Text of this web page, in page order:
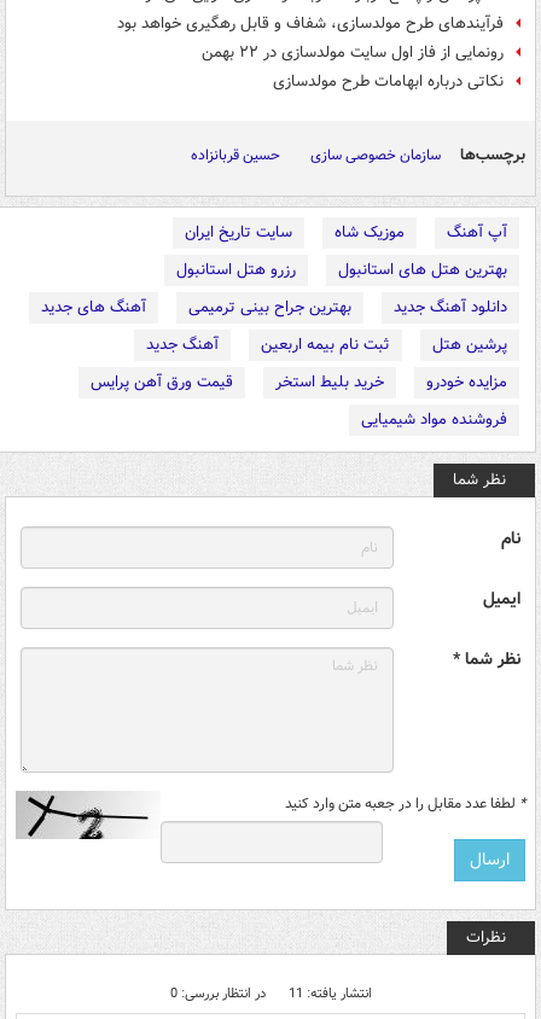
فرآیندهای طرح مولدسازی، شفاف و قابل رهگیری خواهد بود
رونمایی از فاز اول سایت مولدسازی در ۲۲ بهمن
نکاتی درباره ابهامات طرح مولدسازی
برچسب‌ها سازمان خصوصی سازی حسین قربانزاده
آپ آهنگ موزیک شاه
سایت تاریخ ایران
بهترین هتل های استانبول
رزرو هتل استانبول
دانلود آهنگ جدید
بهترین جراح بینی ترمیمی
آهنگ های جدید
پرشین هتل
ثبت نام بیمه اربعین
آهنگ جدید
مزایده خودرو
خرید بلیط استخر
قیمت ورق آهن پرایس
فروشنده مواد شیمیایی
نظر شما
نام
ایمیل
نظر شما *
* لطفا عدد مقابل را در جعبه متن وارد کنید
نظرات
انتشار یافته: 11 در انتظار بررسی: 0